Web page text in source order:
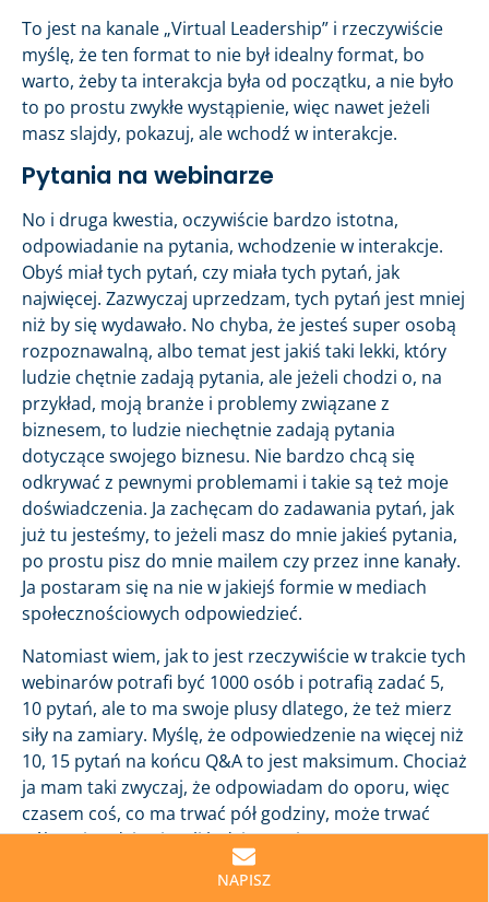
NAPISZ
To jest na kanale „Virtual Leadership” i rzeczywiście
myślę, że ten format to nie był idealny format, bo
warto, żeby ta interakcja była od początku, a nie było
to po prostu zwykłe wystąpienie, więc nawet jeżeli
masz slajdy, pokazuj, ale wchodź w interakcje.
Pytania na webinarze
No i druga kwestia, oczywiście bardzo istotna,
odpowiadanie na pytania, wchodzenie w interakcje.
Obyś miał tych pytań, czy miała tych pytań, jak
najwięcej. Zazwyczaj uprzedzam, tych pytań jest mniej
niż by się wydawało. No chyba, że jesteś super osobą
rozpoznawalną, albo temat jest jakiś taki lekki, który
ludzie chętnie zadają pytania, ale jeżeli chodzi o, na
przykład, moją branże i problemy związane z
biznesem, to ludzie niechętnie zadają pytania
dotyczące swojego biznesu. Nie bardzo chcą się
odkrywać z pewnymi problemami i takie są też moje
doświadczenia. Ja zachęcam do zadawania pytań, jak
już tu jesteśmy, to jeżeli masz do mnie jakieś pytania,
po prostu pisz do mnie mailem czy przez inne kanały.
Ja postaram się na nie w jakiejś formie w mediach
społecznościowych odpowiedzieć.
Natomiast wiem, jak to jest rzeczywiście w trakcie tych
webinarów potrafi być 1000 osób i potrafią zadać 5,
10 pytań, ale to ma swoje plusy dlatego, że też mierz
siły na zamiary. Myślę, że odpowiedzenie na więcej niż
10, 15 pytań na końcu Q&A to jest maksimum. Chociaż
ja mam taki zwyczaj, że odpowiadam do oporu, więc
czasem coś, co ma trwać pół godziny, może trwać
półtorej godziny jeżeli ludzie pytają.
Długość webinaru